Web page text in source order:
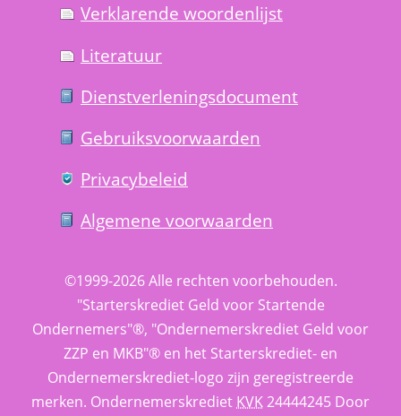
Verklarende woorden­lijst
Literatuur
Dienst­verlenings­document
Gebruiks­voorwaarden
Privacy­beleid
Algemene voorwaarden
©1999-2026 Alle rechten voorbehouden.
"Starterskrediet Geld voor Startende
Ondernemers"®, "Ondernemerskrediet Geld voor
ZZP en MKB"® en het Starterskrediet- en
Ondernemerskrediet-logo zijn geregistreerde
merken. Ondernemerskrediet KVK 24444245 Door